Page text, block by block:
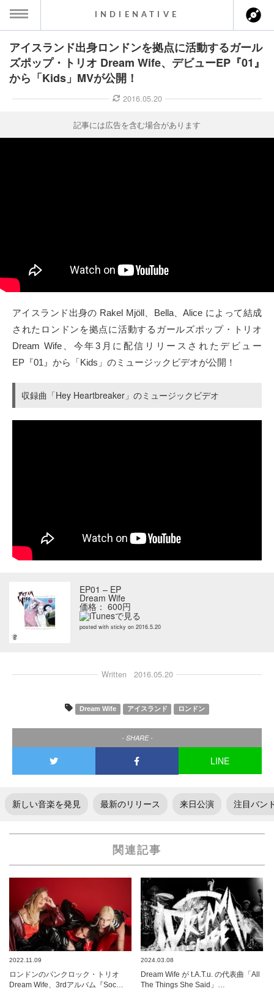
MENU
ス一覧
ト情報
クト
Twitter
Facebook
INDIENATIVE
アイスランド出身ロンドンを拠点に活動するガール
ズポップ・トリオ Dream Wife、デビューEP『01』
から「Kids」MVが公開！
2016.05.20
記事には広告を含む場合があります
アイスランド出身の Rakel Mjöll、Bella、Alice によって結成
されたロンドンを拠点に活動するガールズポップ・トリオ
Dream Wife、今年3月に配信リリースされたデビュー
EP『01』から「Kids」のミュージックビデオが公開！
収録曲「Hey Heartbreaker」のミュージックビデオ
EP01 – EP
Dream Wife
価格： 600円
posted with sticky on 2016.5.20
Written 2016.05.20
Dream Wife アイスランド ロンドン
- SHARE -
LINE
新しい音楽を発見 最新のリリース 来日公演 注目バン
関連記事
2022.11.09
ロンドンのパンクロック・トリオ
Dream Wife、3rdアルバム『Soc…
2024.03.08
Dream Wife が t.A.T.u. の代表曲「All
The Things She Said」…